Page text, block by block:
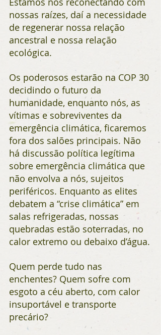
nossas raízes, daí a necessidade
de regenerar nossa relação
ancestral e nossa relação
ecológica.
Os poderosos estarão na COP 30
decidindo o futuro da
humanidade, enquanto nós, as
vítimas e sobreviventes da
emergência climática, ficaremos
fora dos salões principais. Não
há discussão política legítima
sobre emergência climática que
não envolva a nós, sujeitos
periféricos. Enquanto as elites
debatem a “crise climática” em
salas refrigeradas, nossas
quebradas estão soterradas, no
calor extremo ou debaixo d’água.
Quem perde tudo nas
enchentes? Quem sofre com
esgoto a céu aberto, com calor
insuportável e transporte
precário?